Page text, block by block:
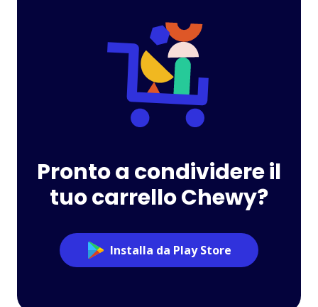
Pronto a condividere il
tuo carrello Chewy?
Installa da Play Store